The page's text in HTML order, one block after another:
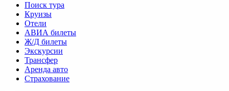
Поиск тура
Круизы
Отели
АВИА билеты
Ж/Д билеты
Экскурсии
Трансфер
Аренда авто
Страхование